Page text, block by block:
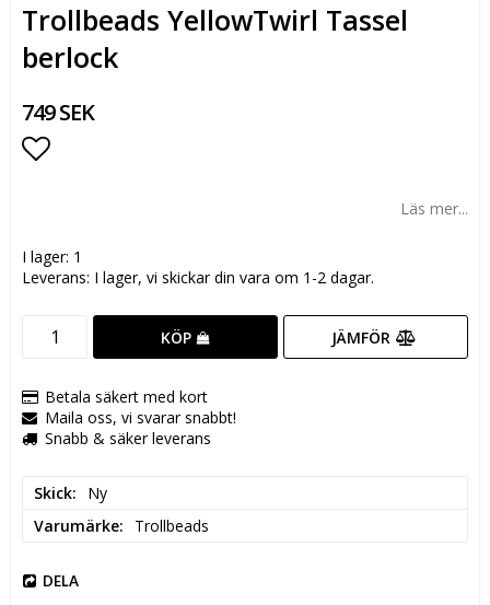
Trollbeads YellowTwirl Tassel
berlock
749 SEK
Läs mer...
I lager: 1
Leverans: I lager, vi skickar din vara om 1-2 dagar.
KÖP JÄMFÖR
Betala säkert med kort
Maila oss, vi svarar snabbt!
Snabb & säker leverans
Skick
Ny
Varumärke
Trollbeads
DELA